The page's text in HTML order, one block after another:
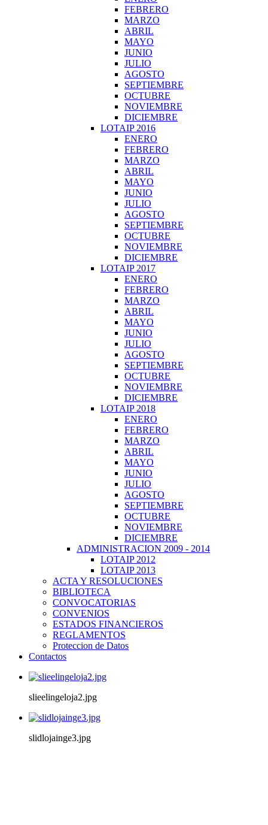
FEBRERO
MARZO
ABRIL
MAYO
JUNIO
JULIO
AGOSTO
SEPTIEMBRE
OCTUBRE
NOVIEMBRE
DICIEMBRE
LOTAIP 2016
ENERO
FEBRERO
MARZO
ABRIL
MAYO
JUNIO
JULIO
AGOSTO
SEPTIEMBRE
OCTUBRE
NOVIEMBRE
DICIEMBRE
LOTAIP 2017
ENERO
FEBRERO
MARZO
ABRIL
MAYO
JUNIO
JULIO
AGOSTO
SEPTIEMBRE
OCTUBRE
NOVIEMBRE
DICIEMBRE
LOTAIP 2018
ENERO
FEBRERO
MARZO
ABRIL
MAYO
JUNIO
JULIO
AGOSTO
SEPTIEMBRE
OCTUBRE
NOVIEMBRE
DICIEMBRE
ADMINISTRACION 2009 - 2014
LOTAIP 2012
LOTAIP 2013
ACTA Y RESOLUCIONES
BIBLIOTECA
CONVOCATORIAS
CONVENIOS
ESTADOS FINANCIEROS
REGLAMENTOS
Proteccion de Datos
Contactos
slieelingeloja2.jpg
slidlojainge3.jpg